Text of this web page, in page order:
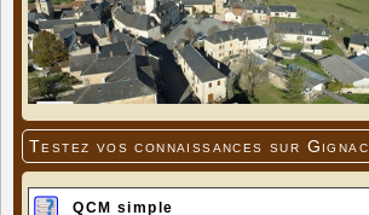
Testez vos connaissances sur Gignac
QCM simple